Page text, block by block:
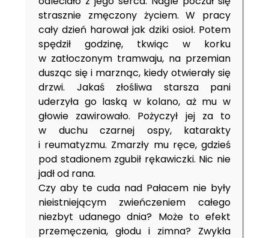
strasznie zmęczony życiem. W pracy
cały dzień harował jak dziki osioł. Potem
spędził godzinę, tkwiąc w korku
w zatłoczonym tramwaju, na przemian
dusząc się i marznąc, kiedy otwierały się
drzwi. Jakaś złośliwa starsza pani
uderzyła go laską w kolano, aż mu w
głowie zawirowało. Pożyczył jej za to
w duchu czarnej ospy, katarakty
i reumatyzmu. Zmarzły mu ręce, gdzieś
pod stadionem zgubił rękawiczki. Nic nie
jadł od rana.
Czy aby te cuda nad Pałacem nie były
nieistniejącym zwieńczeniem całego
niezbyt udanego dnia? Może to efekt
przemęczenia, głodu i zimna? Zwykła